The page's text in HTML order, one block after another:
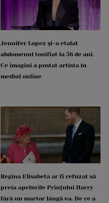
Jennifer Lopez și-a etalat
abdomenul tonifiat la 56 de ani.
Ce imagini a postat artista în
mediul online
Regina Elisabeta ar fi refuzat să
preia apelurile Prințului Harry
fără un martor lângă ea. De ce a